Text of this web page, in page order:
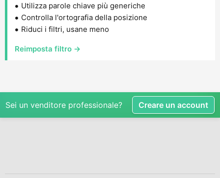
Utilizza parole chiave più generiche
Controlla l'ortografia della posizione
Riduci i filtri, usane meno
Reimposta filtro →
Sei un venditore professionale? Creare un account